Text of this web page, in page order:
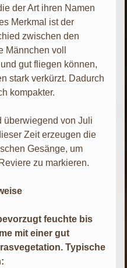
der Art ihren Namen
Merkmal ist der
zwischen den
Männchen voll
gut fliegen können,
stark verkürzt. Dadurch
kompakter.
überwiegend von Juli
Zeit erzeugen die
Gesänge, um
zu markieren.
feuchte bis
mit einer gut
Typische